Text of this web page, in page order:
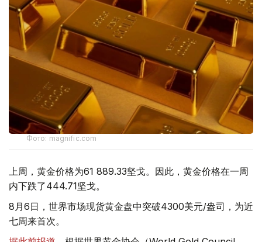
Фото: magnific.com
上周，黄金价格为61 889.33坚戈。因此，黄金价格在一周
内下跌了444.71坚戈。
8月6日，世界市场现货黄金盘中突破4300美元/盎司，为近
七周来首次。